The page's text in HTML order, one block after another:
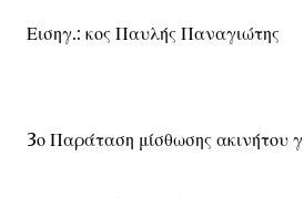
Εισηγ.: κος Παυλής Παναγιώτης
3ο Παράταση μίσθωσης ακινήτου